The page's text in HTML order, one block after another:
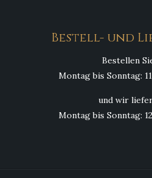
Bestell- und
Bestellen
Montag bis Sonntag:
und wir
Montag bis Sonntag: